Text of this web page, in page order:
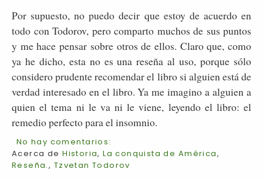
Por supuesto, no puedo decir que estoy de acuerdo en
todo con Todorov, pero comparto muchos de sus puntos
y me hace pensar sobre otros de ellos. Claro que, como
ya he dicho, esta no es una reseña al uso, porque sólo
considero prudente recomendar el libro si alguien está de
verdad interesado en el libro. Ya me imagino a alguien a
quien el tema ni le va ni le viene, leyendo el libro: el
remedio perfecto para el insomnio.
No hay comentarios:
Acerca deHistoria,La conquista de América,
Reseña., Tzvetan Todorov